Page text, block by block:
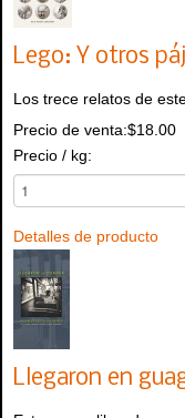
Lego: Y otros
Los trece relatos de
Precio de venta:$18.00
Precio / kg:
Detalles de producto
Llegaron en